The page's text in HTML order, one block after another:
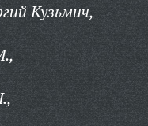
Кузьмич,